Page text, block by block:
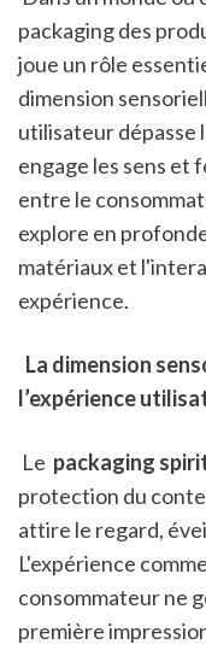
packaging des
joue un rôle
dimension
utilisateur dépasse
engage les sens et
entre le
explore en
matériaux et
expérience.
La dimension
l’expérience
Le packaging
protection du
attire le regard,
L'expérience
consommateur ne
première